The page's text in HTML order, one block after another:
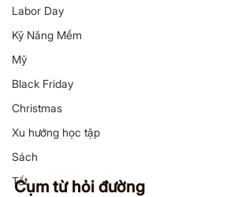
Labor Day
Kỹ Năng Mềm
Mỹ
Black Friday
Christmas
Xu hướng học tập
Sách
Tết
Cụm từ hỏi đường